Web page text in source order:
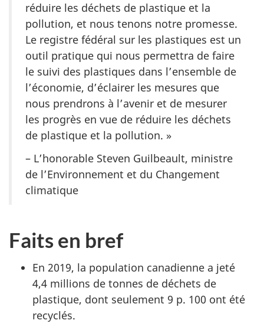
réduire les déchets de plastique et la
pollution, et nous tenons notre promesse.
Le registre fédéral sur les plastiques est un
outil pratique qui nous permettra de faire
le suivi des plastiques dans l’ensemble de
l’économie, d’éclairer les mesures que
nous prendrons à l’avenir et de mesurer
les progrès en vue de réduire les déchets
de plastique et la pollution. »
– L’honorable Steven Guilbeault, ministre
de l’Environnement et du Changement
climatique
Faits en bref
En 2019, la population canadienne a jeté
4,4 millions de tonnes de déchets de
plastique, dont seulement 9 p. 100 ont été
recyclés.